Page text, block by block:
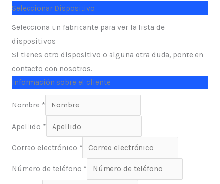
Seleccionar Dispositivo
Selecciona un fabricante para ver la lista de
dispositivos
Si tienes otro dispositivo o alguna otra duda, ponte en
contacto con nosotros.
Información sobre el cliente
Nombre *
Apellido *
Correo electrónico *
Número de teléfono *